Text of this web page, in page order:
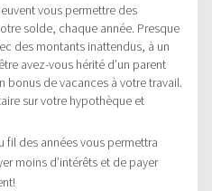
vous permettre des
solde, chaque année. Presque
des montants inattendus, à un
avez-vous hérité d’un parent
bonus de vacances à votre travail.
sur votre hypothèque et
fil des années vous permettra
moins d’intérêts et de payer